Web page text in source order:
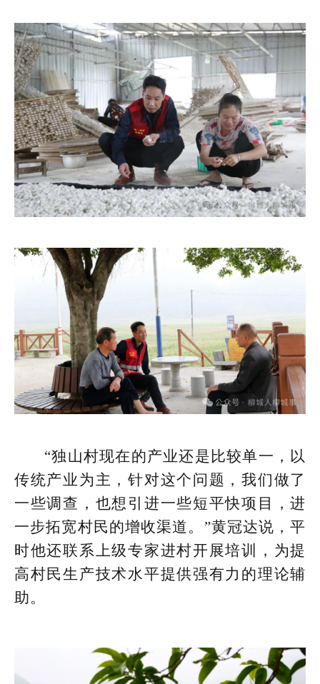
“独山村现在的产业还是比较单一，以
传统产业为主，针对这个问题，我们做了
一些调查，也想引进一些短平快项目，进
一步拓宽村民的增收渠道。”黄冠达说，平
时他还联系上级专家进村开展培训，为提
高村民生产技术水平提供强有力的理论辅
助。